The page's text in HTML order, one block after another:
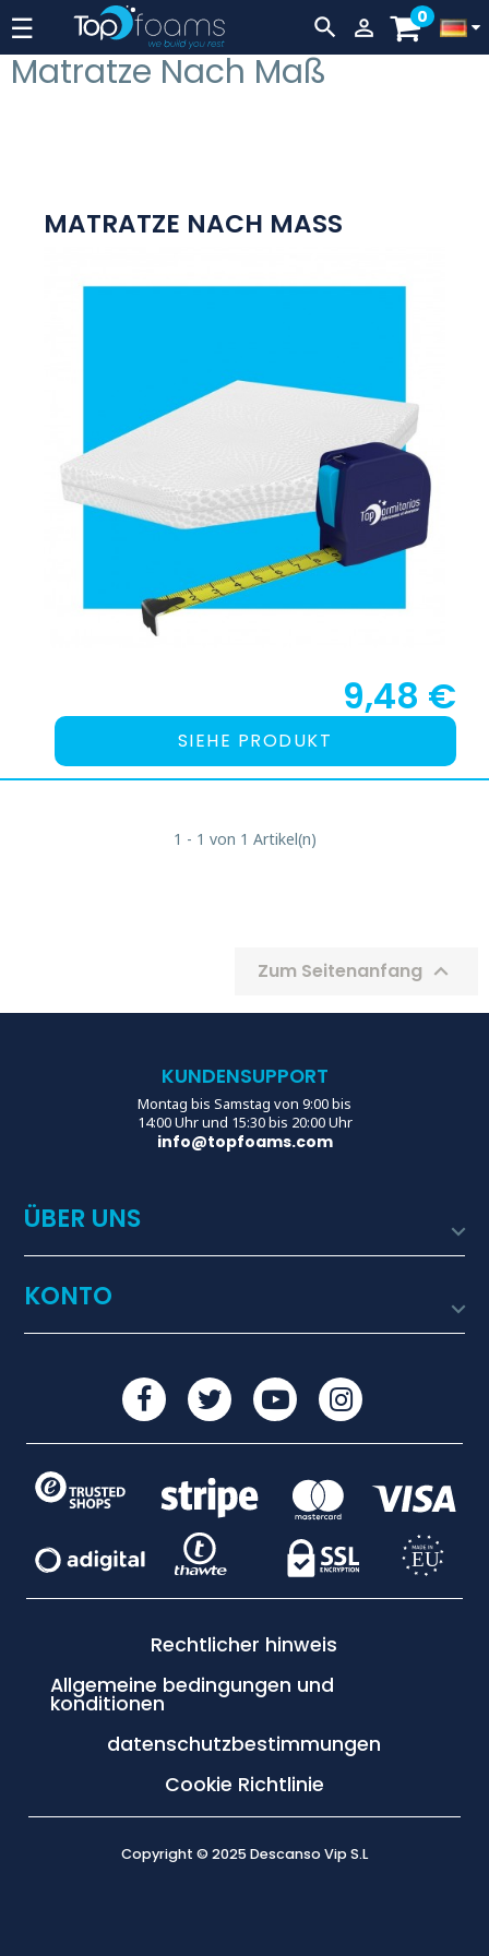
Hebelnavigation
☰   0
Matratze Nach Maß
MATRATZE NACH MASS
9,48 €
SIEHE PRODUKT
1 - 1 von 1 Artikel(n)
Zum Seitenanfang 
KUNDENSUPPORT
Montag bis Samstag von 9:00 bis
14:00 Uhr und 15:30 bis 20:00 Uhr
info@topfoams.com
ÜBER UNS 
KONTO 
Rechtlicher hinweis
Allgemeine bedingungen und
konditionen
datenschutzbestimmungen
Cookie Richtlinie
Copyright © 2025 Descanso Vip S.L